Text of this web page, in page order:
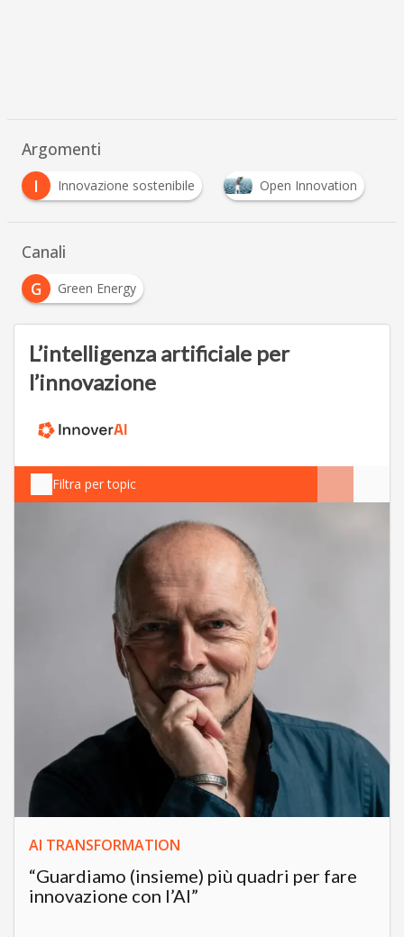
Argomenti
Open Innovation Sostenibilità - ESG S
Canali
G
Green Energy
L’intelligenza artificiale per
l’innovazione
Filtra per topic
AI TRANSFORMATION
“Guardiamo (insieme) più quadri per fare
innovazione con l’AI”